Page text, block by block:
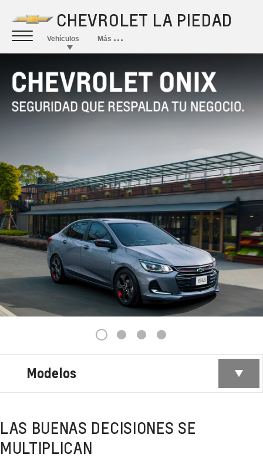
1 2 3 4
Modelos
LAS BUENAS DECISIONES SE
MULTIPLICAN